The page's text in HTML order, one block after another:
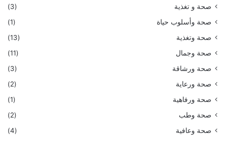
صحة و تغذية
(3)
صحة وأسلوب حياة
(1)
صحة وتغذية
(13)
صحة وجمال
(11)
صحة ورشاقة
(3)
صحة ورعاية
(2)
صحة ورفاهية
(1)
صحة وطب
(2)
صحة وعافية
(4)